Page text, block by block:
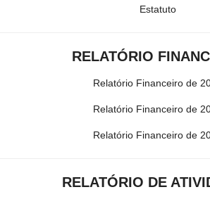
Estatuto
RELATÓRIO
Relatório Financeiro de
Relatório Financeiro de
Relatório Financeiro de
RELATÓRIO DE